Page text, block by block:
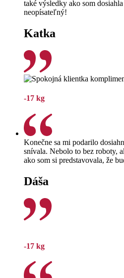
také výsledky ako som
neopísateľný!
Katka
-17 kg
Konečne sa mi podarilo
snívala. Nebolo to bez roboty,
ako som si predstavovala, že
Dáša
-17 kg